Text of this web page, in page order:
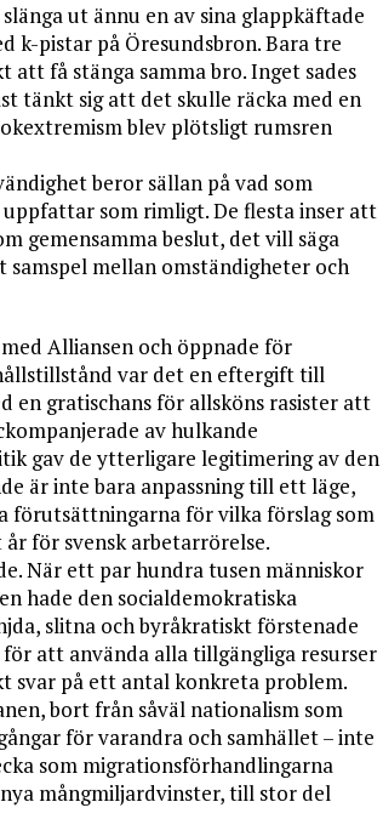
ut ännu en av sina glappkäftade
k-pistar på Öresundsbron. Bara tre
att få stänga samma bro. Inget sades
tänkt sig att det skulle räcka med en
blev plötsligt rumsren
beror sällan på vad som
som rimligt. De flesta inser att
gemensamma beslut, det vill säga
mellan omständigheter och
Alliansen och öppnade för
var det en eftergift till
en gratischans för allsköns rasister att
av hulkande
gav de ytterligare legitimering av den
är inte bara anpassning till ett läge,
för vilka förslag som
för svensk arbetarrörelse.
När ett par hundra tusen människor
hade den socialdemokratiska
slitna och byråkratiskt förstenade
att använda alla tillgängliga resurser
svar på ett antal konkreta problem.
bort från såväl nationalism som
för varandra och samhället – inte
som migrationsförhandlingarna
mångmiljardvinster, till stor del